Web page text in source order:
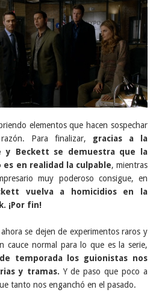
elementos que hacen sospechar
Para finalizar, gracias a la
y Beckett se demuestra que la
es en realidad la culpable, mientras
muy poderoso consigue, en
vuelva a homicidios en la
¡Por fin!
se dejen de experimentos raros y
cauce normal para lo que es la serie,
temporada los guionistas nos
y tramas. Y de paso que poco a
tanto nos enganchó en el pasado.